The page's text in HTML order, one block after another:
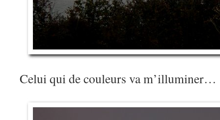
Celui qui de couleurs va m’illuminer…